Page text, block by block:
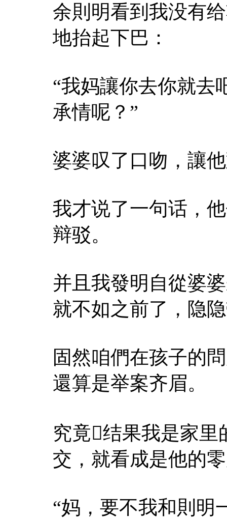
余則明看到我没有
地抬起下巴：
“我妈讓你去你就去
承情呢？”
婆婆叹了口吻，讓
我才说了一句话，
辩驳。
并且我發明自從婆
就不如之前了，隐
固然咱們在孩子的
還算是举案齐眉。
究竟结果我是家里
交，就看成是他的
“妈，要不我和則明